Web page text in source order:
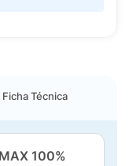
Ficha Técnica
100%